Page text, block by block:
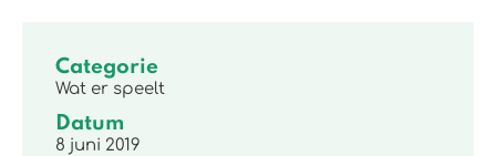
Categorie
Wat er speelt
Datum
8 juni 2019